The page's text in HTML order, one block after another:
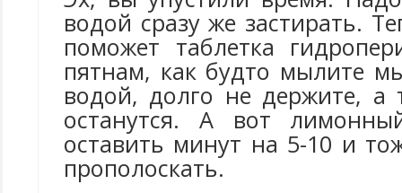
водой сразу же застирать.
поможет таблетка
пятнам, как будто мылите
водой, долго не держите, а
останутся. А вот
оставить минут на 5-10 и
прополоскать.